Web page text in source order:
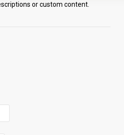
or custom content.